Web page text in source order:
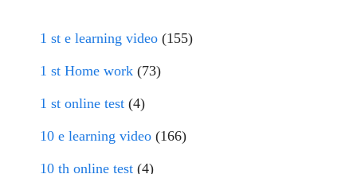
1 st e learning video (155)
1 st Home work (73)
1 st online test (4)
10 e learning video (166)
10 th online test (4)